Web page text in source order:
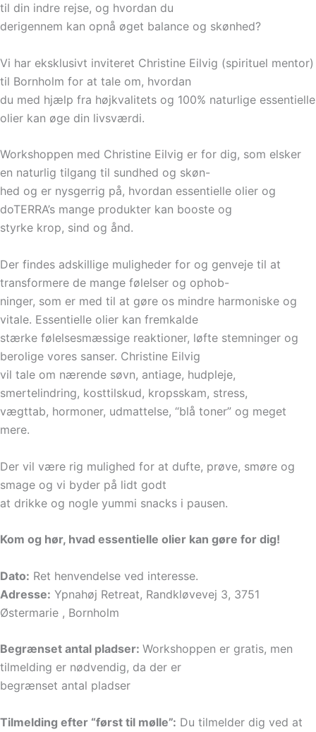
til din indre rejse, og hvordan du
derigennem kan opnå øget balance og skønhed?
Vi har eksklusivt inviteret Christine Eilvig (spirituel mentor)
til Bornholm for at tale om, hvordan
du med hjælp fra højkvalitets og 100% naturlige essentielle
olier kan øge din livsværdi.
Workshoppen med Christine Eilvig er for dig, som elsker
en naturlig tilgang til sundhed og skøn-
hed og er nysgerrig på, hvordan essentielle olier og
doTERRA’s mange produkter kan booste og
styrke krop, sind og ånd.
Der findes adskillige muligheder for og genveje til at
transformere de mange følelser og ophob-
ninger, som er med til at gøre os mindre harmoniske og
vitale. Essentielle olier kan fremkalde
stærke følelsesmæssige reaktioner, løfte stemninger og
berolige vores sanser. Christine Eilvig
vil tale om nærende søvn, antiage, hudpleje,
smertelindring, kosttilskud, kropsskam, stress,
vægttab, hormoner, udmattelse, “blå toner” og meget
mere.
Der vil være rig mulighed for at dufte, prøve, smøre og
smage og vi byder på lidt godt
at drikke og nogle yummi snacks i pausen.
Kom og hør, hvad essentielle olier kan gøre for dig!
Dato: Ret henvendelse ved interesse.
Adresse: Ypnahøj Retreat, Randkløvevej 3, 3751
Østermarie , Bornholm
Begrænset antal pladser: Workshoppen er gratis, men
tilmelding er nødvendig, da der er
begrænset antal pladser
Tilmelding efter “først til mølle”: Du tilmelder dig ved at